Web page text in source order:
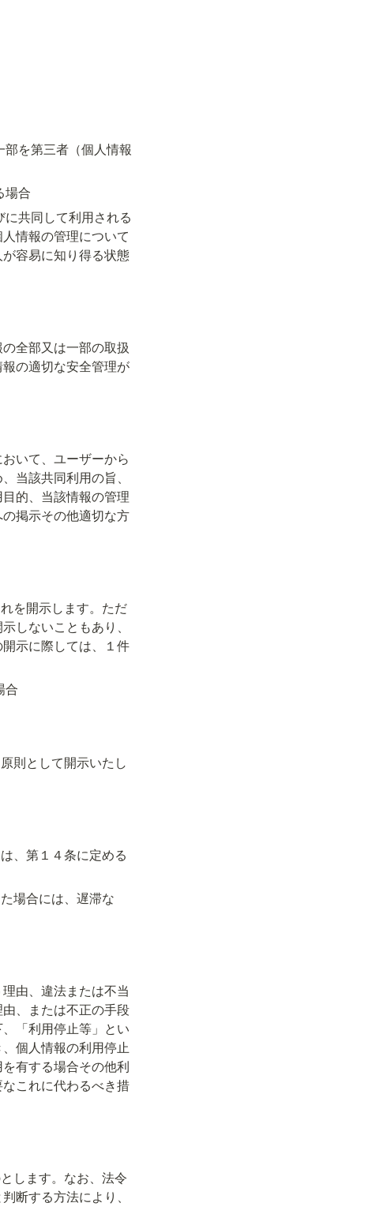
を第三者（個人情報
場合
共同して利用される
情報の管理について
容易に知り得る状態
全部又は一部の取扱
の適切な安全管理が
いて、ユーザーから
当該共同利用の旨、
的、当該情報の管理
掲示その他適切な方
を開示します。ただ
しないこともあり、
示に際しては、１件
合
則として開示いたし
、第１４条に定める
場合には、遅滞な
由、違法または不当
、または不正の手段
「利用停止等」とい
個人情報の利用停止
有する場合その他利
これに代わるべき措
します。なお、法令
断する方法により、